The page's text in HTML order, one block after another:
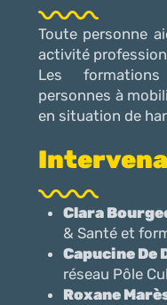
Toute personne
activité
Les
personnes à
en situation de
Clara
& Santé et
Capucine De
réseau Pôle
Roxane